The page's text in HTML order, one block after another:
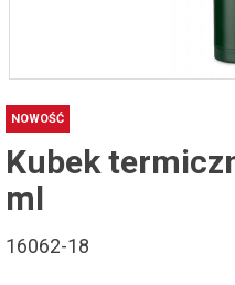
NOWOŚĆ
Kubek
ml
16062-18